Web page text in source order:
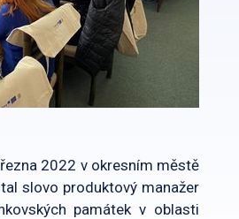
2022 v okresním městě
slovo produktový manažer
památek v oblasti